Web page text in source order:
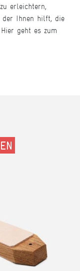
erleichtern,
der Ihnen hilft, die
geht es zum